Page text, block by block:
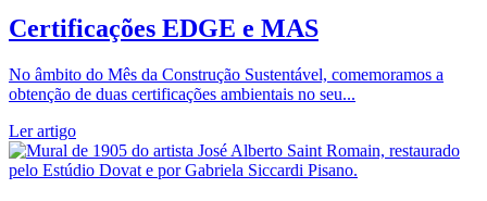
Certificações EDGE e MAS
No âmbito do Mês da Construção Sustentável, comemoramos a
obtenção de duas certificações ambientais no seu...
Ler artigo